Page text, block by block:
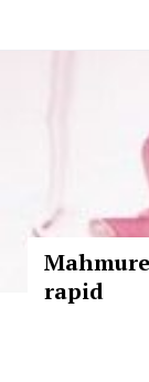
rapid